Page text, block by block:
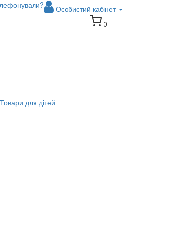
Особистий кабінет
0
Товари для дітей